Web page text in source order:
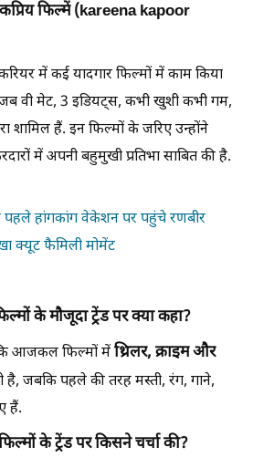
फिल्में (kareena kapoor
में कई यादगार फिल्मों में काम किया
जब वी मेट, 3 इडियट्स, कभी खुशी कभी गम,
हैं. इन फिल्मों के जरिए उन्होंने
में अपनी बहुमुखी प्रतिभा साबित की है.
हांगकांग वेकेशन पर पहुंचे रणबीर
क्यूट फैमिली मोमेंट
के मौजूदा ट्रेंड पर क्या कहा?
आजकल फिल्मों मेंथ्रिलर, क्राइम और
है, जबकि पहले की तरह मस्ती, रंग, गाने,
हैं.
के ट्रेंड पर किसने चर्चा की?